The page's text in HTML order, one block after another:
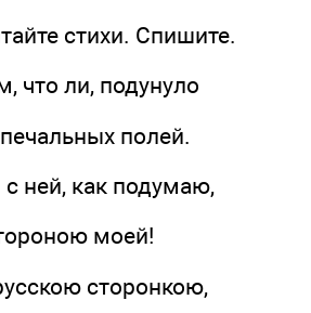
стихи. Спишите.
что ли, подунуло
полей.
ней, как подумаю,
моей!
сторонкою,